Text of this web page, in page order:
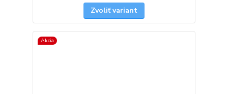
Zvoliť variant
Akcia